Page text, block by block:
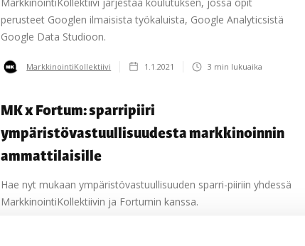
perusteet Googlen ilmaisista työkaluista, Google Analyticsistä
Google Data Studioon.
MarkkinointiKollektiivi 1.1.2021 3 min lukuaika
MK x Fortum: sparripiiri
ympäristövastuullisuudesta markkinoinnin
ammattilaisille
Hae nyt mukaan ympäristövastuullisuuden sparri-piiriin yhdessä
MarkkinointiKollektiivin ja Fortumin kanssa.